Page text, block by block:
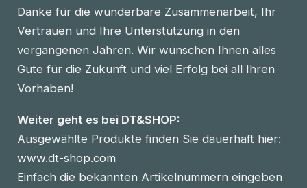
Danke für die wunderbare Zusammenarbeit, Ihr
Vertrauen und Ihre Unterstützung in den
vergangenen Jahren. Wir wünschen Ihnen alles
Gute für die Zukunft und viel Erfolg bei all Ihren
Vorhaben!
Weiter geht es bei DT&SHOP:
Ausgewählte Produkte finden Sie dauerhaft hier:
www.dt-shop.com
Einfach die bekannten Artikelnummern eingeben